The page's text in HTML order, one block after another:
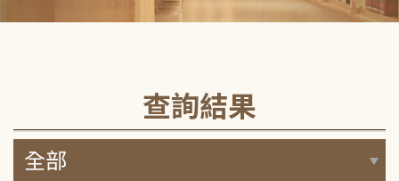
查詢結果